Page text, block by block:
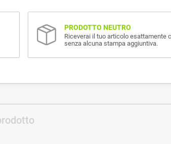
PRODOTTO NEUTRO
Riceverai il tuo articolo esattamente
senza alcuna stampa aggiuntiva.